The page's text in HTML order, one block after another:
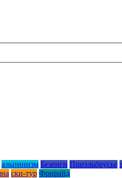
альпинизм Безенги Приэльбрусье
ски-тур Фрирайд